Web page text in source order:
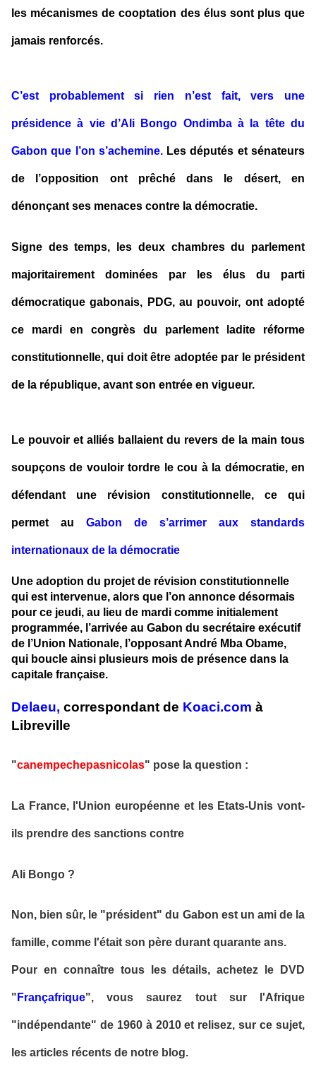
les mécanismes de cooptation des élus sont plus que
jamais renforcés.
C’est probablement si rien n’est fait, vers une
présidence à vie d’Ali Bongo Ondimba à la tête du
Gabon que l’on s’achemine.Les députés et sénateurs
de l’opposition ont prêché dans le désert, en
dénonçant ses menaces contre la démocratie.
Signe des temps, les deux chambres du parlement
majoritairement dominées par les élus du parti
démocratique gabonais, PDG, au pouvoir, ont adopté
ce mardi en congrès du parlement ladite réforme
constitutionnelle, qui doit être adoptée par le président
de la république, avant son entrée en vigueur.
Le pouvoir et alliés ballaient du revers de la main tous
soupçons de vouloir tordre le cou à la démocratie, en
défendant une révision constitutionnelle, ce qui
permet au Gabon de s’arrimer aux standards
internationaux de la démocratie
Une adoption du projet de révision constitutionnelle
qui est intervenue, alors que l’on annonce désormais
pour ce jeudi, au lieu de mardi comme initialement
programmée, l’arrivée au Gabon du secrétaire exécutif
de l’Union Nationale, l’opposant André Mba Obame,
qui boucle ainsi plusieurs mois de présence dans la
capitale française.
Delaeu, correspondant de Koaci.com à
Libreville
"canempechepasnicolas" pose la question :
La France, l'Union européenne et les Etats-Unis vont-
ils prendre des sanctions contre
Ali Bongo ?
Non, bien sûr, le "président" du Gabon est un ami de la
famille, comme l'était son père durant quarante ans.
Pour en connaître tous les détails, achetez le DVD
" Françafrique", vous saurez tout sur l'Afrique
"indépendante" de 1960 à 2010 et relisez, sur ce sujet,
les articles récents de notre blog.